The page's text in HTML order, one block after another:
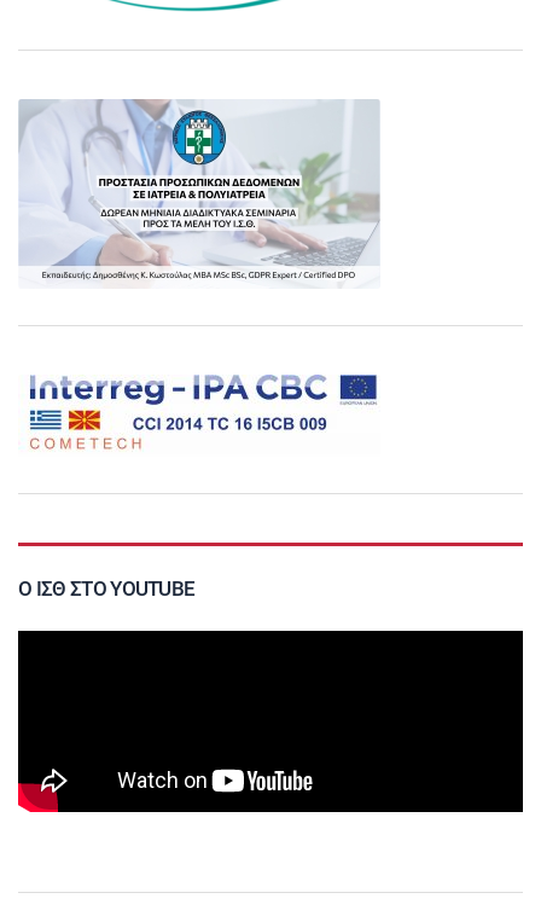
Ο ΙΣΘ ΣΤΟ YOUTUBE